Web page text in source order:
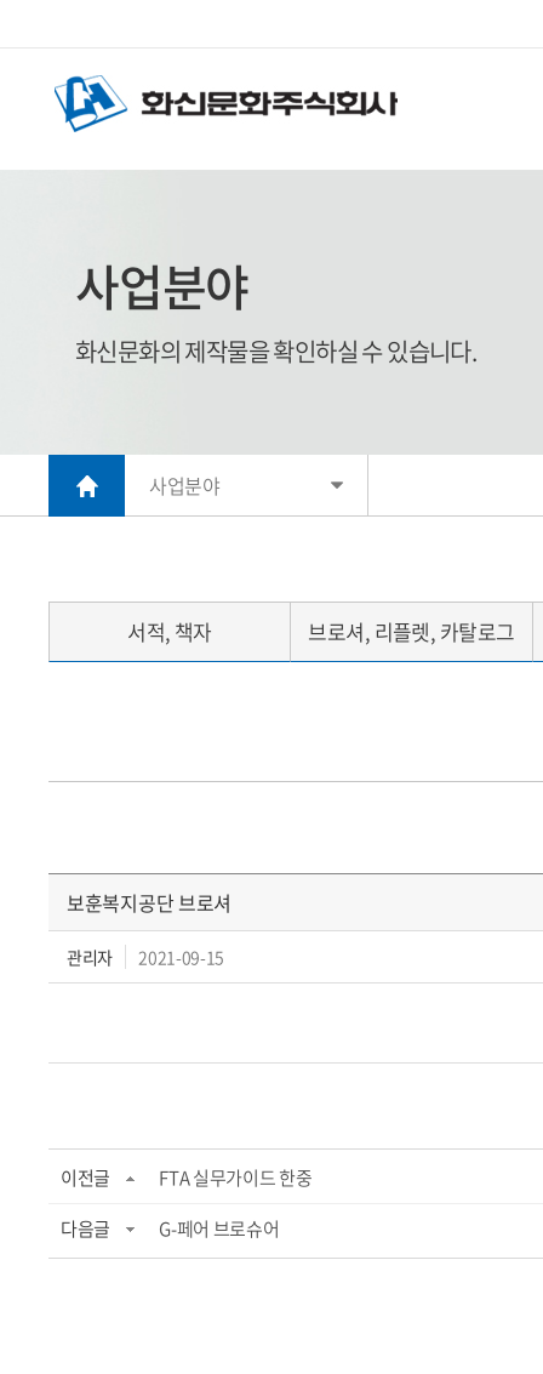
사업분야
화신문화의 제작물을 확인하실 수 있습니다.
사업분야
서적, 책자 브로셔, 리플렛, 카탈로그
보훈복지공단 브로셔
관리자 2021-09-15
이전글
FTA 실무가이드 한중
다음글
G-페어 브로슈어